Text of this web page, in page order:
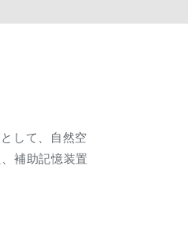
して、自然空
補助記憶装置